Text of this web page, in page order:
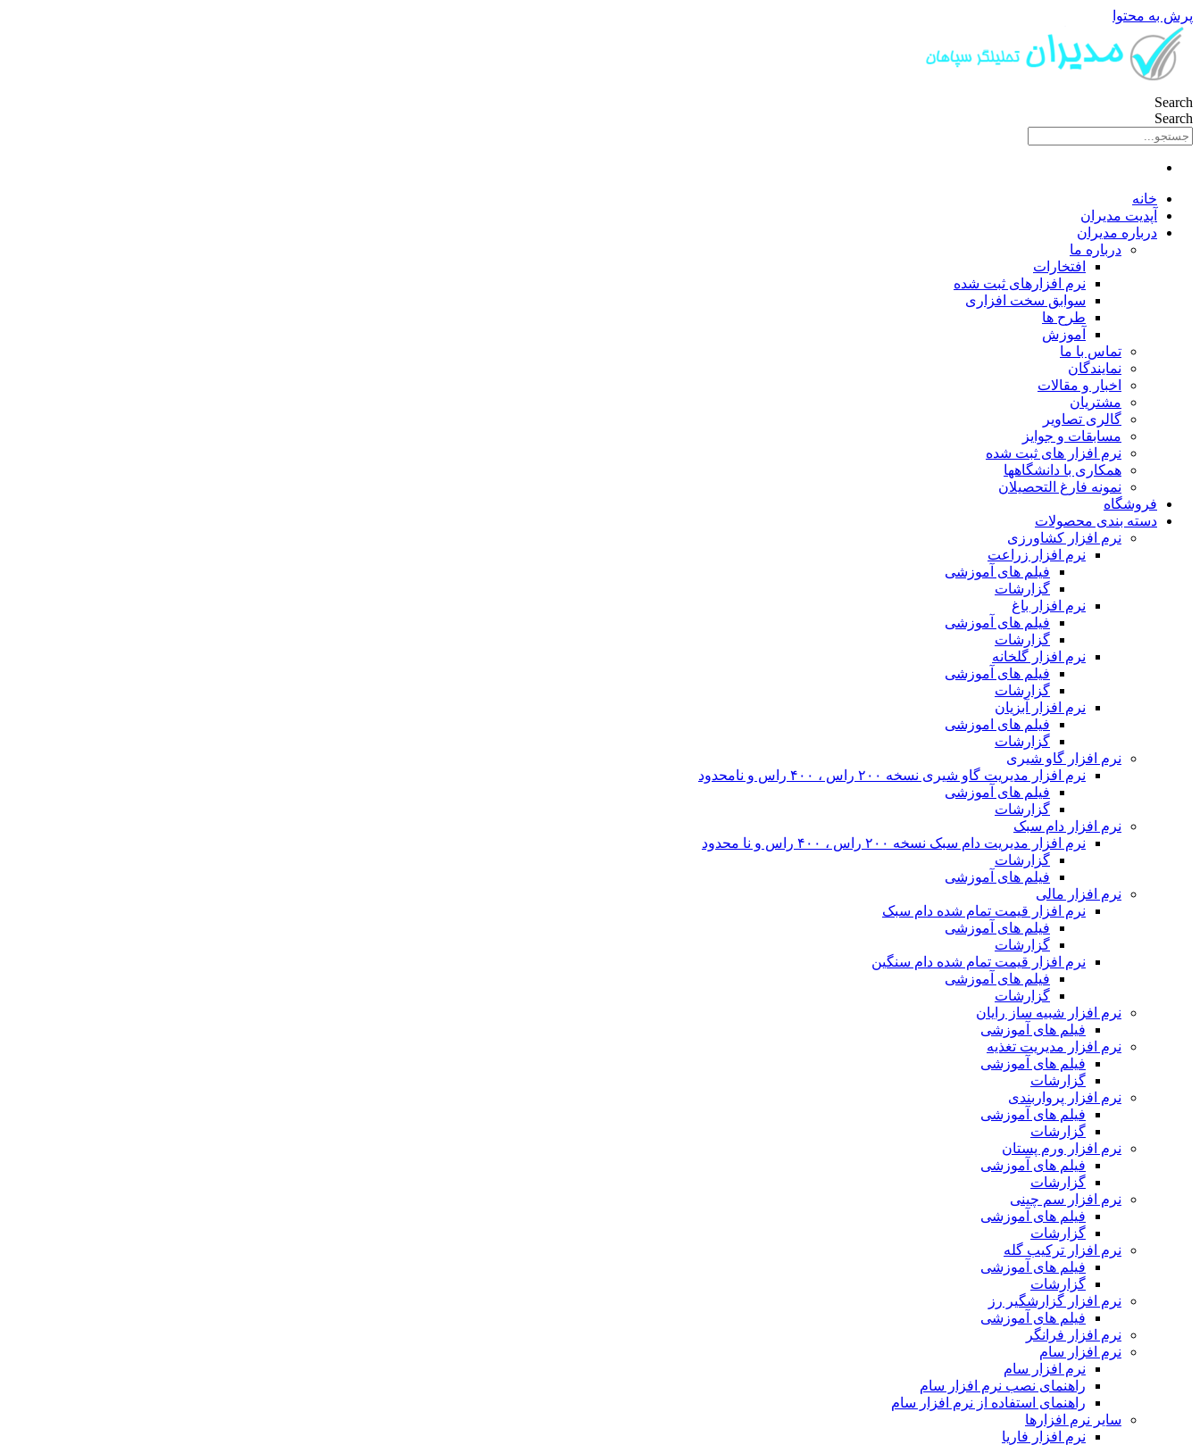
پرش به محتوا
Search
Search
خانه
آپدیت مدیران
درباره مدیران
درباره ما
افتخارات
نرم افزارهای ثبت شده
سوابق سخت افزاری
طرح ها
آموزش
تماس با ما
نمایندگان
اخبار و مقالات
مشتریان
گالری تصاویر
مسابقات و جوایز
نرم افزار های ثبت شده
همکاری با دانشگاهها
نمونه فارغ التحصیلان
فروشگاه
دسته بندی محصولات
نرم افزار کشاورزی
نرم افزار زراعت
فیلم های آموزشی
گزارشات
نرم افزار باغ
فیلم های آموزشی
گزارشات
نرم افزار گلخانه
فیلم های آموزشی
گزارشات
نرم افزار آبزیان
فیلم های اموزشی
گزارشات
نرم افزار گاو شیری
نرم افزار مدیریت گاو شیری نسخه ۲۰۰ راس ، ۴۰۰ راس و نامحدود
فیلم های آموزشی
گزارشات
نرم افزار دام سبک
نرم افزار مدیریت دام سبک نسخه ۲۰۰ راس ، ۴۰۰ راس و نا محدود
گزارشات
فیلم های آموزشی
نرم افزار مالی
نرم افزار قیمت تمام شده دام سبک
فیلم های آموزشی
گزارشات
نرم افزار قیمت تمام شده دام سنگین
فیلم های آموزشی
گزارشات
نرم افزار شبیه ساز رایان
فیلم های آموزشی
نرم افزار مدیریت تغذیه
فیلم های آموزشی
گزارشات
نرم افزار پرواربندی
فیلم های آموزشی
گزارشات
نرم افزار ورم پستان
فیلم های آموزشی
گزارشات
نرم افزار سم چینی
فیلم های آموزشی
گزارشات
نرم افزار ترکیب گله
فیلم های آموزشی
گزارشات
نرم افزار گزارشگیر رز
فیلم های آموزشی
نرم افزار فرانگر
نرم افزار سام
نرم افزار سام
راهنمای نصب نرم افزار سام
راهنمای استفاده از نرم افزار سام
سایر نرم افزارها
نرم افزار فاریا